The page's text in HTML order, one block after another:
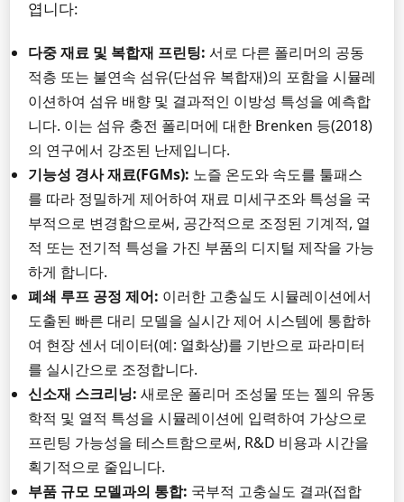
엽니다:
다중 재료 및 복합재 프린팅: 서로 다른 폴리머의 공동
적층 또는 불연속 섬유(단섬유 복합재)의 포함을 시뮬레
이션하여 섬유 배향 및 결과적인 이방성 특성을 예측합
니다. 이는 섬유 충전 폴리머에 대한 Brenken 등(2018)
의 연구에서 강조된 난제입니다.
기능성 경사 재료(FGMs): 노즐 온도와 속도를 툴패스
를 따라 정밀하게 제어하여 재료 미세구조와 특성을 국
부적으로 변경함으로써, 공간적으로 조정된 기계적, 열
적 또는 전기적 특성을 가진 부품의 디지털 제작을 가능
하게 합니다.
폐쇄 루프 공정 제어: 이러한 고충실도 시뮬레이션에서
도출된 빠른 대리 모델을 실시간 제어 시스템에 통합하
여 현장 센서 데이터(예: 열화상)를 기반으로 파라미터
를 실시간으로 조정합니다.
신소재 스크리닝: 새로운 폴리머 조성물 또는 젤의 유동
학적 및 열적 특성을 시뮬레이션에 입력하여 가상으로
프린팅 가능성을 테스트함으로써, R&D 비용과 시간을
획기적으로 줄입니다.
부품 규모 모델과의 통합: 국부적 고충실도 결과(접합